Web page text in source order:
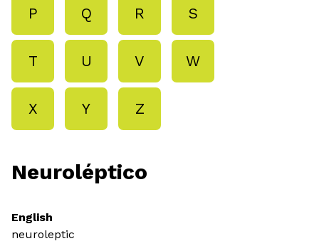
P Q R S
T U V W
X Y Z
Neuroléptico
English
neuroleptic